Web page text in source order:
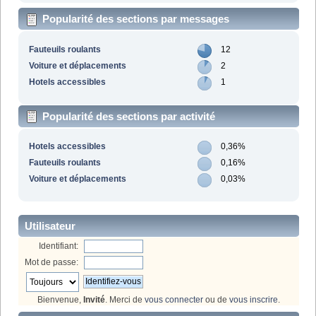
Popularité des sections par messages
Fauteuils roulants
12
Voiture et déplacements
2
Hotels accessibles
1
Popularité des sections par activité
Hotels accessibles
0,36%
Fauteuils roulants
0,16%
Voiture et déplacements
0,03%
Utilisateur
Identifiant:
Mot de passe:
Bienvenue, Invité. Merci de vous connecter ou de vous inscrire.